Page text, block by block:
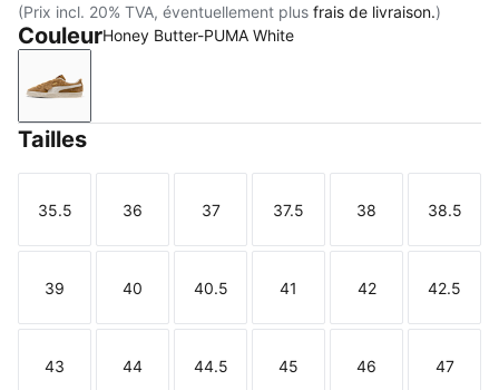
(Prix incl. 20% TVA, éventuellement plus frais de livraison.)
CouleurHoney Butter-PUMA White
Honey Butter-PUMA White
Tailles
Taille
35.5
Taille
36
Taille
37
Taille
37.5
Taille
38
Taille
38.5
Taille
39
Taille
40
Taille
40.5
Taille
41
Taille
42
Taille
42.5
Taille
43
Taille
44
Taille
44.5
Taille
45
Taille
46
Taille
47